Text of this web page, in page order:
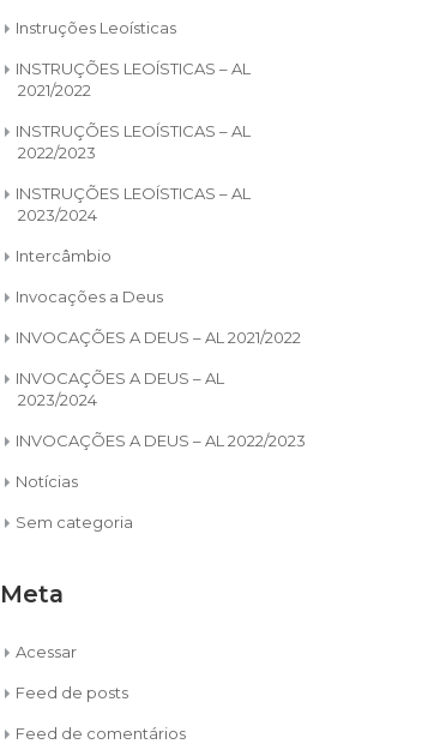
Instruções Leoísticas
INSTRUÇÕES LEOÍSTICAS – AL
2021/2022
INSTRUÇÕES LEOÍSTICAS – AL
2022/2023
INSTRUÇÕES LEOÍSTICAS – AL
2023/2024
Intercâmbio
Invocações a Deus
INVOCAÇÕES A DEUS – AL 2021/2022
INVOCAÇÕES A DEUS – AL
2023/2024
INVOCAÇÕES A DEUS – AL 2022/2023
Notícias
Sem categoria
Meta
Acessar
Feed de posts
Feed de comentários